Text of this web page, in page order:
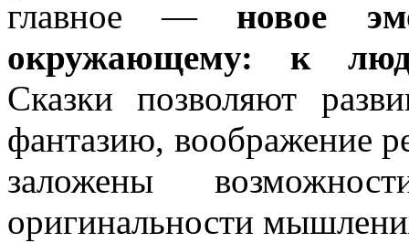
главное — новое
окружающему: к
Сказки позволяют
фантазию, воображение
заложены
оригинальности